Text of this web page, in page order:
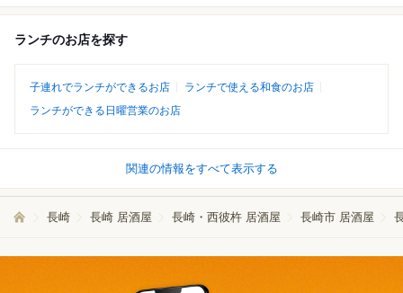
ランチのお店を探す
子連れでランチができるお店
ランチで使える和食のお店
ランチができる日曜営業のお店
関連の情報をすべて表示する
長崎 長崎 居酒屋 長崎・西彼杵 居酒屋 長崎市 居酒屋